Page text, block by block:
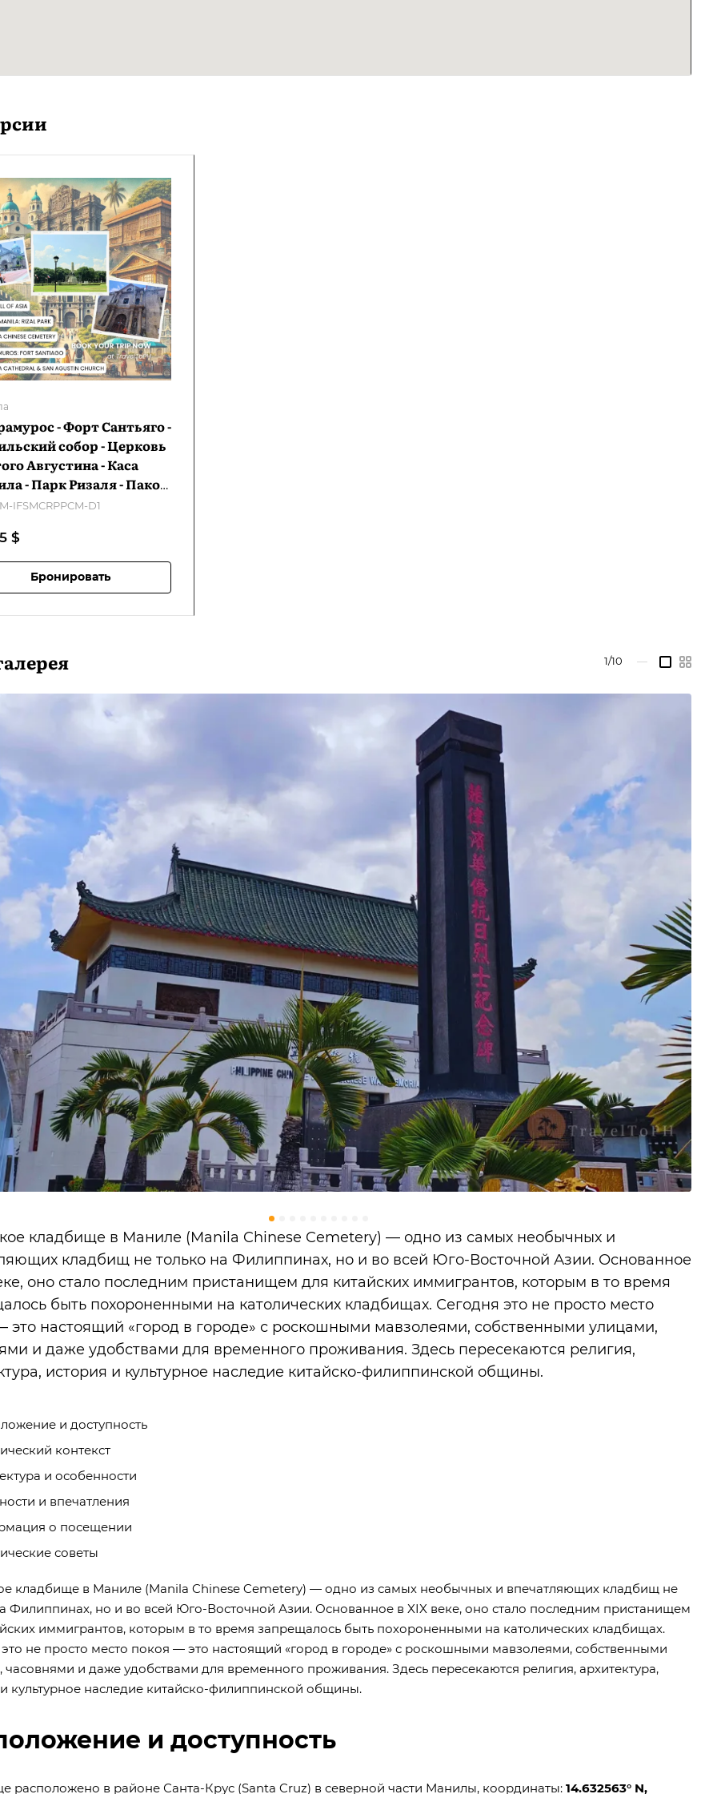
- Форт Сантьяго -
собор - Церковь
Августина - Каса
- Парк Ризаля - Пако-
Манильское китайское
D1
IFSMCRPPCM-D1
$
Бронировать
1/10 —
кладбище в Маниле (Manila Chinese Cemetery) — одно из самых необычных и
кладбищ не только на Филиппинах, но и во всей Юго-Восточной Азии. Основанное
оно стало последним пристанищем для китайских иммигрантов, которым в то время
быть похороненными на католических кладбищах. Сегодня это не просто место
это настоящий «город в городе» с роскошными мавзолеями, собственными улицами,
и даже удобствами для временного проживания. Здесь пересекаются религия,
история и культурное наследие китайско-филиппинской общины.
и доступность
контекст
и особенности
и впечатления
о посещении
советы
кладбище в Маниле (Manila Chinese Cemetery) — одно из самых необычных и впечатляющих кладбищ не
Филиппинах, но и во всей Юго-Восточной Азии. Основанное в XIX веке, оно стало последним пристанищем
иммигрантов, которым в то время запрещалось быть похороненными на католических кладбищах.
не просто место покоя — это настоящий «город в городе» с роскошными мавзолеями, собственными
часовнями и даже удобствами для временного проживания. Здесь пересекаются религия, архитектура,
культурное наследие китайско-филиппинской общины.
и доступность
расположено в районе Санта-Крус (Santa Cruz) в северной части Манилы, координаты: 14.632563° N,